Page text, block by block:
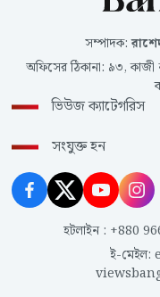
সম্পাদক:
অফিসের ঠিকানা: ৯৩, কাজী
ভিউজ ক্যাটেগরিস
সংযুক্ত হন
হটলাইন : +880
ই-মেইল: